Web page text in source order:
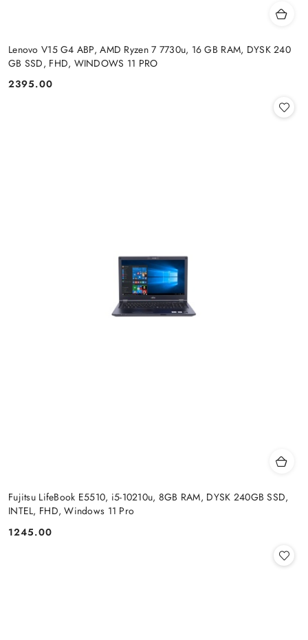
Lenovo V15 G4 ABP, AMD Ryzen 7 7730u, 16 GB RAM, DYSK 240
GB SSD, FHD, WINDOWS 11 PRO
Cena:
2395.00
Fujitsu LifeBook E5510, i5-10210u, 8GB RAM, DYSK 240GB SSD,
INTEL, FHD, Windows 11 Pro
Cena:
1245.00